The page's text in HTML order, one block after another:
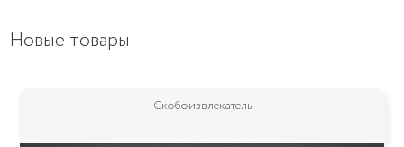
Новые товары
Скобоизвлекатель